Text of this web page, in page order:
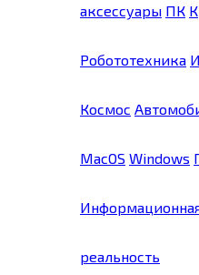
аксессуары ПК
Робототехника
Космос
MacOS Windows
реальность